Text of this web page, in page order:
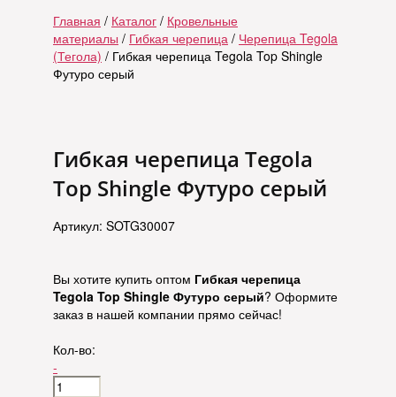
Главная / Каталог / Кровельные
материалы / Гибкая черепица / Черепица Tegola
(Тегола) / Гибкая черепица Tegola Top Shingle
Футуро серый
Гибкая черепица Tegola
Top Shingle Футуро серый
Артикул: SOTG30007
Вы хотите купить оптом Гибкая черепица
Tegola Top Shingle Футуро серый? Оформите
заказ в нашей компании прямо сейчас!
Кол-во:
-